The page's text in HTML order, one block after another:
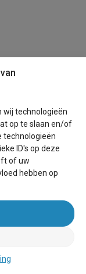
wij technologieën
op te slaan en/of
technologieën
ID's op deze
of uw
hebben op